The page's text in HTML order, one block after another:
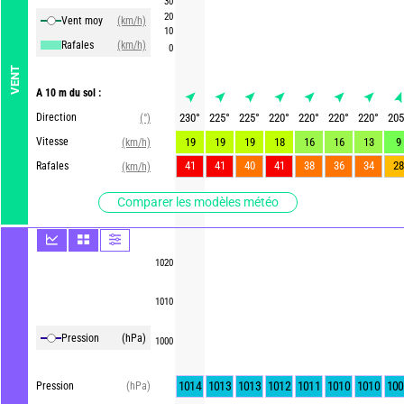
VENT
Vent moy
(km/h)
Rafales
(km/h)
A 10 m du sol :
Direction
(°)
Vitesse
(km/h)
Rafales
(km/h)
Comparer les modèles météo
Pression (hPa)
Pression (hPa)
20
10
0
1020
1010
1000
230° 225° 225° 220° 220° 220° 220°
205
19
19 19 18 16 16 13
9
41
41 40 41 38 36 34 28
1014 1013 1013 1012 1011 1010 1010